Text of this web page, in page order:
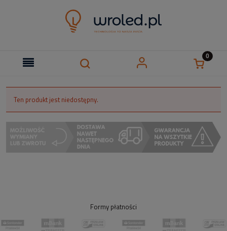
Ten produkt jest niedostępny.
Formy płatności